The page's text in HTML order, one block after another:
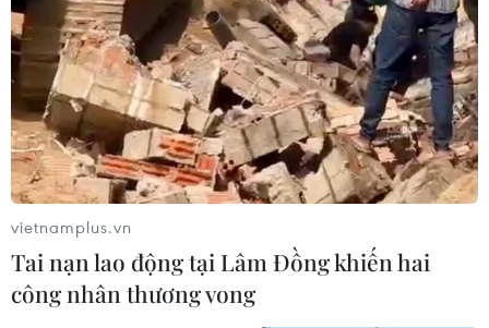
Nghiên cứu dùng kinh phí công đoàn hỗ
trợ người lao động mất việc làm
12/01/2023 14:03
Thủ tướng đề nghị Tổng Liên đoàn Lao động sớm
nghiên cứu sử dụng nguồn kinh phí công đoàn để hỗ trợ
đoàn viên, người lao động bị mất việc làm, đặc biệt là
người lao động có hoàn cảnh khó khăn.
vietnamplus.vn
Tai nạn lao động tại Lâm Đồng khiến hai
công nhân thương vong